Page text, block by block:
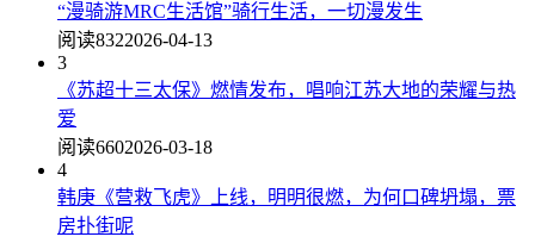
“漫骑游MRC生活馆”骑行生活，一切漫发生
阅读8322026-04-13
3
《苏超十三太保》燃情发布，唱响江苏大地的荣耀与热
爱
阅读6602026-03-18
4
韩庚《营救飞虎》上线，明明很燃，为何口碑坍塌，票
房扑街呢